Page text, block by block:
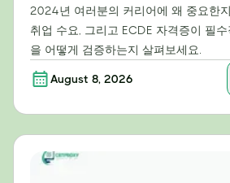
2024년 여러분의 커리어에 왜 중요한
취업 수요, 그리고 ECDE 자격증이 필
을 어떻게 검증하는지 살펴보세요.
August 8, 2026